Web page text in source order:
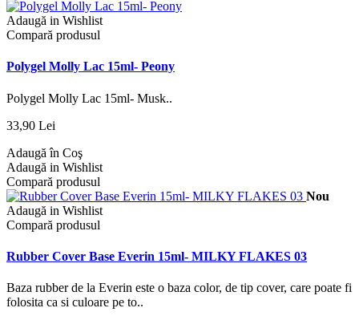
Adaugă in Wishlist
Compară produsul
Polygel Molly Lac 15ml- Peony
Polygel Molly Lac 15ml- Musk..
33,90 Lei
Adaugă în Coş
Adaugă in Wishlist
Compară produsul
Nou
Adaugă in Wishlist
Compară produsul
Rubber Cover Base Everin 15ml- MILKY FLAKES 03
Baza rubber de la Everin este o baza color, de tip cover, care poate fi
folosita ca si culoare pe to..